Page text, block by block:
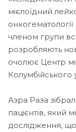
мієлоїдний
членом групи
розробляють
очолює Центр
Колумбійського
Азра Раза
пацієнтів, який
дослідження,